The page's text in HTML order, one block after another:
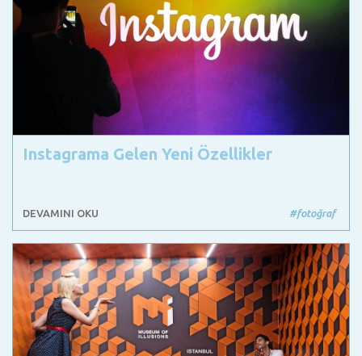
Instagrama Gelen Yeni Özellikler
DEVAMINI OKU #fotoğraf